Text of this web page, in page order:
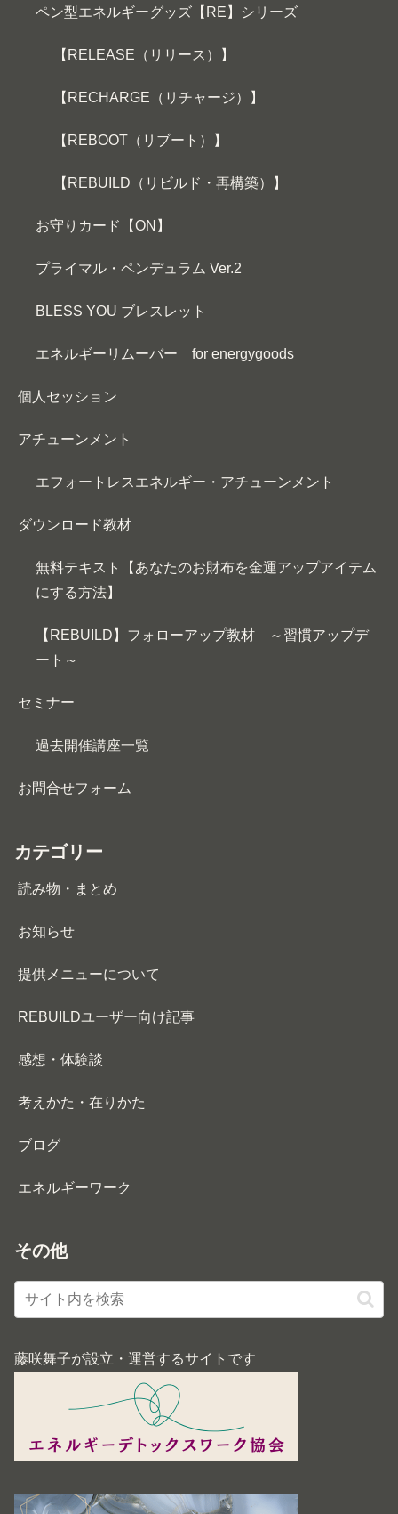
ペン型エネルギーグッズ【RE】シリーズ
【RELEASE（リリース）】
【RECHARGE（リチャージ）】
【REBOOT（リブート）】
【REBUILD（リビルド・再構築）】
お守りカード【ON】
プライマル・ペンデュラム Ver.2
BLESS YOU ブレスレット
エネルギーリムーバー for energygoods
個人セッション
アチューンメント
エフォートレスエネルギー・アチューンメント
ダウンロード教材
無料テキスト【あなたのお財布を金運アップアイテム
にする方法】
【REBUILD】フォローアップ教材 ～習慣アップデ
ート～
セミナー
過去開催講座一覧
お問合せフォーム
カテゴリー
読み物・まとめ
お知らせ
提供メニューについて
REBUILDユーザー向け記事
感想・体験談
考えかた・在りかた
ブログ
エネルギーワーク
その他
藤咲舞子が設立・運営するサイトです